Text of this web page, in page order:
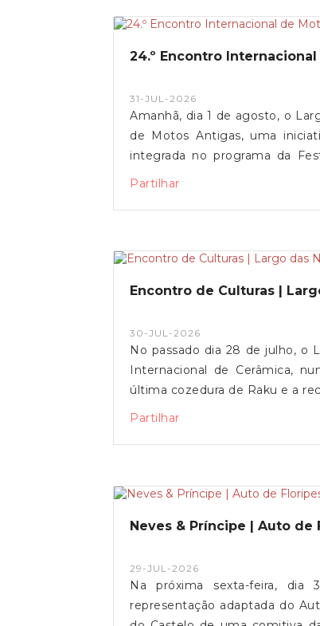
que partilham o Lugar das
24.º Encontro
31-JUL-2026
Amanhã, dia 1 de agosto, o
de Motos Antigas, uma
integrada no programa da
décadas de história, este
convida toda a comunidade a
Partilhar
Encontro de Culturas |
30-JUL-2026
No passado dia 28 de julho, o
Internacional de Cerâmica,
última cozedura de Raku e a
um encontro de
encontro.
Partilhar
Neves & Príncipe | Auto de
29-JUL-2026
Na próxima sexta-feira,
representação adaptada do